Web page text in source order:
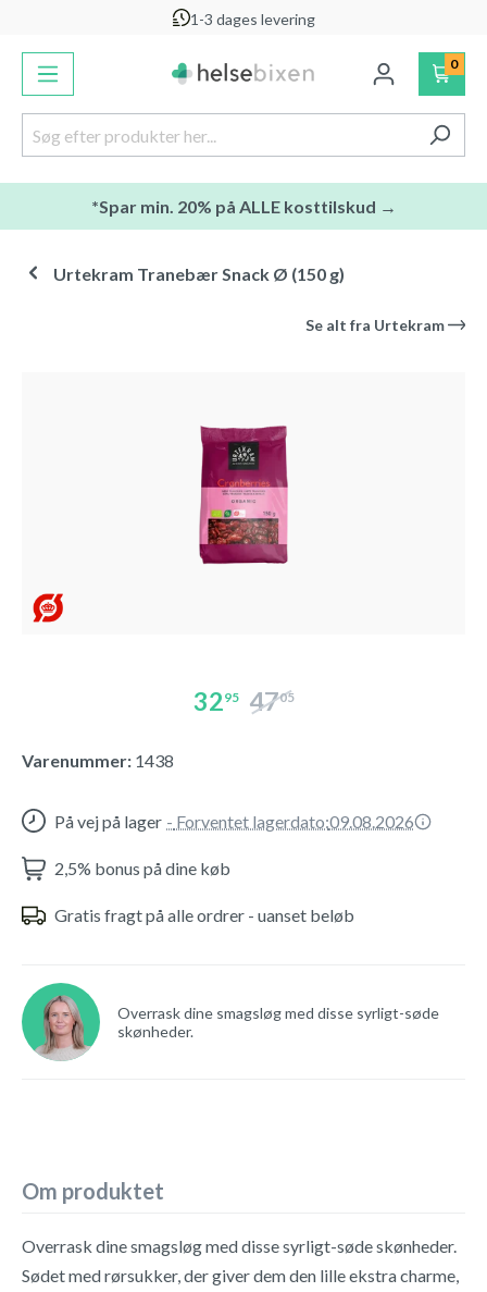
1-3 dages levering
0
*Spar min. 20% på ALLE kosttilskud →
Urtekram Tranebær Snack Ø (150 g)
Se alt fra Urtekram
3295 4705
Varenummer: 1438
På vej på lager - Forventet lagerdato:09.08.2026
2,5% bonus på dine køb
Gratis fragt på alle ordrer - uanset beløb
Overrask dine smagsløg med disse syrligt-søde
skønheder.
Om produktet
Overrask dine smagsløg med disse syrligt-søde skønheder.
Sødet med rørsukker, der giver dem den lille ekstra charme,